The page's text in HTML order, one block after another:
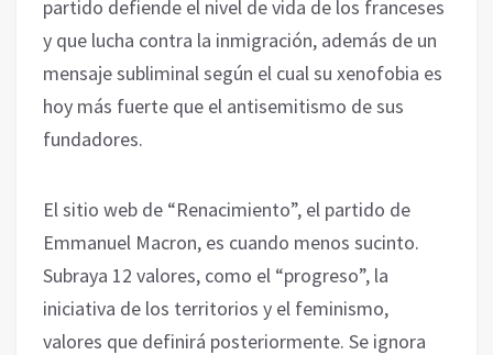
partido defiende el nivel de vida de los franceses
y que lucha contra la inmigración, además de un
mensaje subliminal según el cual su xenofobia es
hoy más fuerte que el antisemitismo de sus
fundadores.
El sitio web de “Renacimiento”, el partido de
Emmanuel Macron, es cuando menos sucinto.
Subraya 12 valores, como el “progreso”, la
iniciativa de los territorios y el feminismo,
valores que definirá posteriormente. Se ignora